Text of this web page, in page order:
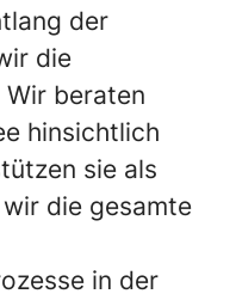
der
die
beraten
hinsichtlich
sie als
die gesamte
in der